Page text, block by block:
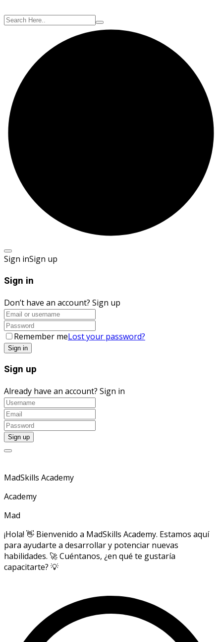
Sign inSign up
Sign in
Don’t have an account? Sign up
Remember meLost your password?
Sign up
Already have an account? Sign in
MadSkills Academy
Academy
Mad
¡Hola! 👋 Bienvenido a MadSkills Academy. Estamos aquí
para ayudarte a desarrollar y potenciar nuevas
habilidades. 🚀 Cuéntanos, ¿en qué te gustaría
capacitarte? 💡